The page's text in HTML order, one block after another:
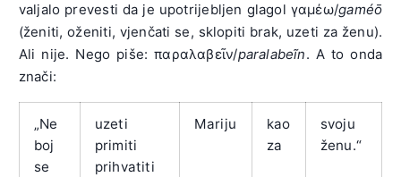
valjalo prevesti da je upotrijebljen glagol γαμέω/gaméō
(ženiti, oženiti, vjenčati se, sklopiti brak, uzeti za ženu).
Ali nije. Nego piše: παραλαβεῖν/paralabeĩn. A to onda
znači:
„Ne
boj
se
uzeti
primiti
prihvatiti
Mariju
kao
za
svoju
ženu.“